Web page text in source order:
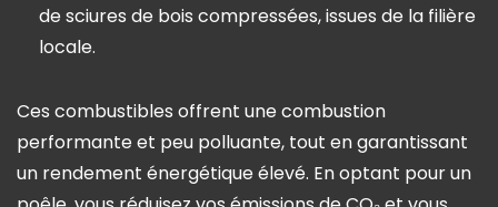
de sciures de bois compressées, issues de la filière
locale.
Ces combustibles offrent une combustion
performante et peu polluante, tout en garantissant
un rendement énergétique élevé. En optant pour un